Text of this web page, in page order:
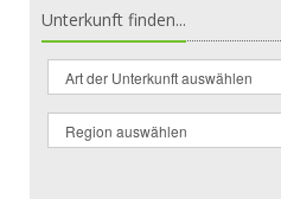
Unterkunft finden...